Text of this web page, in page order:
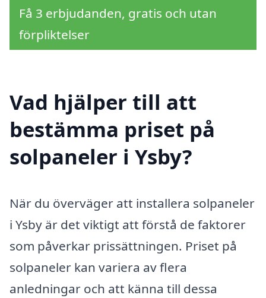
Få 3 erbjudanden, gratis och utan
förpliktelser
Vad hjälper till att
bestämma priset på
solpaneler i Ysby?
När du överväger att installera solpaneler
i Ysby är det viktigt att förstå de faktorer
som påverkar prissättningen. Priset på
solpaneler kan variera av flera
anledningar och att känna till dessa